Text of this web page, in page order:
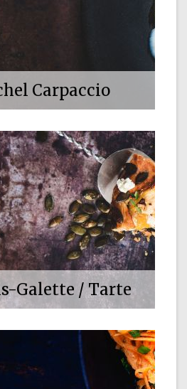
Carpaccio
Galette / Tarte